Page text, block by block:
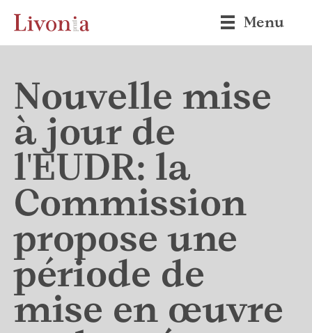
Menu
Nouvelle mise
à jour de
l'EUDR: la
Commission
propose une
période de
mise en œuvre